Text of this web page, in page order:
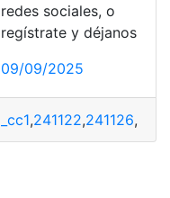
redes sociales, o
regístrate y déjanos
09/09/2025
_cc1,241122,241126,